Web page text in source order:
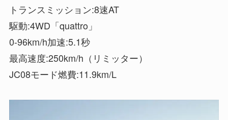
トランスミッション:8速AT
駆動:4WD「quattro」
0-96km/h加速:5.1秒
最高速度:250km/h（リミッター）
JC08モード燃費:11.9km/L